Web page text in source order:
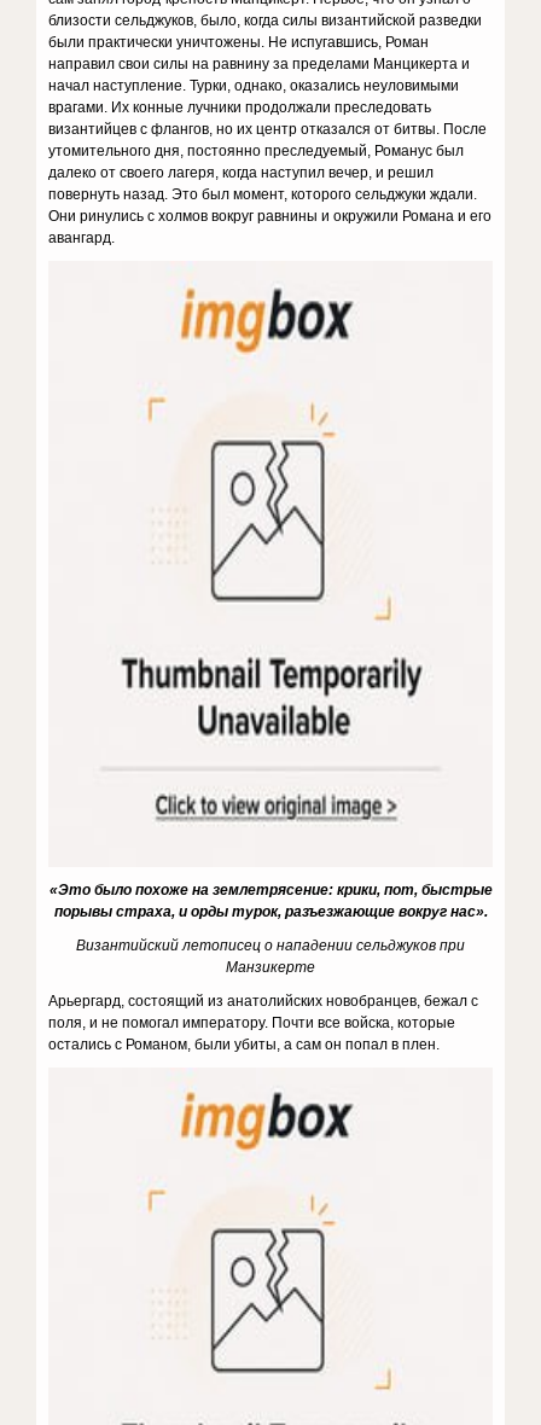
близости сельджуков, было, когда силы византийской разведки
были практически уничтожены. Не испугавшись, Роман
направил свои силы на равнину за пределами Манцикерта и
начал наступление. Турки, однако, оказались неуловимыми
врагами. Их конные лучники продолжали преследовать
византийцев с флангов, но их центр отказался от битвы. После
утомительного дня, постоянно преследуемый, Романус был
далеко от своего лагеря, когда наступил вечер, и решил
повернуть назад. Это был момент, которого сельджуки ждали.
Они ринулись с холмов вокруг равнины и окружили Романа и его
авангард.
«Это было похоже на землетрясение: крики, пот, быстрые
порывы страха, и орды турок, разъезжающие вокруг нас».
Византийский летописец о нападении сельджуков при
Манзикерте
Арьергард, состоящий из анатолийских новобранцев, бежал с
поля, и не помогал императору. Почти все войска, которые
остались с Романом, были убиты, а сам он попал в плен.